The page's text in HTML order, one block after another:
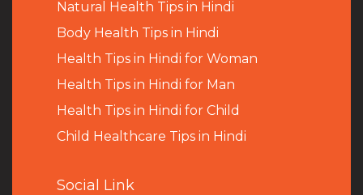
Natural Health Tips in Hindi
Body Health Tips in Hindi
Health Tips in Hindi for Woman
Health Tips in Hindi for Man
Health Tips in Hindi for Child
Child Healthcare Tips in Hindi
Social Link